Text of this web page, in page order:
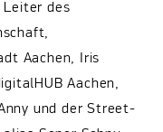
Leiter des
Aachen, Iris
Aachen,
und der Street-